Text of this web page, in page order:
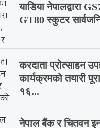
याडिया नेपालद्वारा
GT80 स्कुटर
करदाता प्रोत्साहन
कार्यक्रमको तयारी
१६...
नेपाल बैंक र चितवन